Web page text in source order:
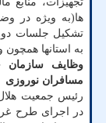
ها(به ویژه در
تشکیل جلسات
به استانها
وظایف سازمان
مسافران نوروزی
رئیس جمعیت
در اجرای طرح